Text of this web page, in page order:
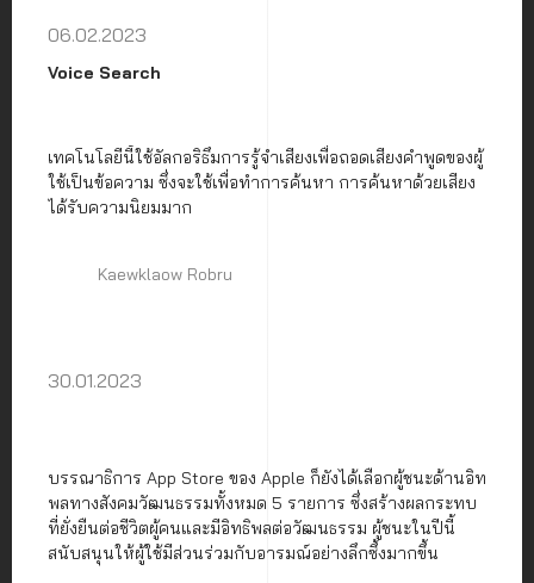
06.02.2023
Voice Search
เทคโนโลยีนี้ใช้อัลกอริธึมการรู้จำเสียงเพื่อถอดเสียงคำพูดของผู้
ใช้เป็นข้อความ ซึ่งจะใช้เพื่อทำการค้นหา การค้นหาด้วยเสียง
ได้รับความนิยมมาก
Kaewklaow Robru
30.01.2023
บรรณาธิการ App Store ของ Apple ก็ยังได้เลือกผู้ชนะด้านอิท
พลทางสังคมวัฒนธรรมทั้งหมด 5 รายการ ซึ่งสร้างผลกระทบ
ที่ยั่งยืนต่อชีวิตผู้คนและมีอิทธิพลต่อวัฒนธรรม ผู้ชนะในปีนี้
สนับสนุนให้ผู้ใช้มีส่วนร่วมกับอารมณ์อย่างลึกซึ้งมากขึ้น